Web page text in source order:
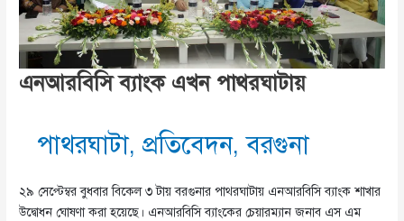
এনআরবিসি ব্যাংক এখন পাথরঘাটায়
পাথরঘাটা,প্রতিবেদন,বরগুনা
২৯ সেপ্টেম্বর বুধবার বিকেল ৩ টায় বরগুনার পাথরঘাটায় এনআরবিসি ব্যাংক শাখার
উদ্বোধন ঘোষণা করা হয়েছে। এনআরবিসি ব্যাংকের চেয়ারম্যান জনাব এস এম